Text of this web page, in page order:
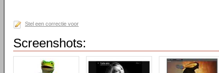
Stel een correctie voor
Screenshots: